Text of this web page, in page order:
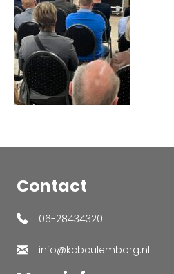
Contact
06-28434320
info@kcbculemborg.nl